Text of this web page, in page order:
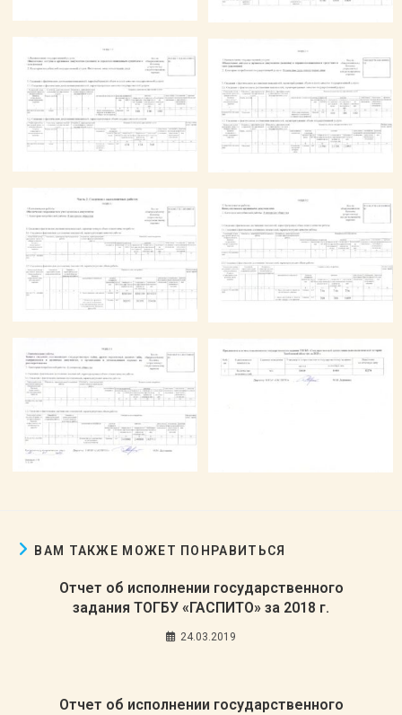
ВАМ ТАКЖЕ МОЖЕТ ПОНРАВИТЬСЯ
Отчет об исполнении государственного
задания ТОГБУ «ГАСПИТО» за 2018 г.
24.03.2019
Отчет об исполнении государственного